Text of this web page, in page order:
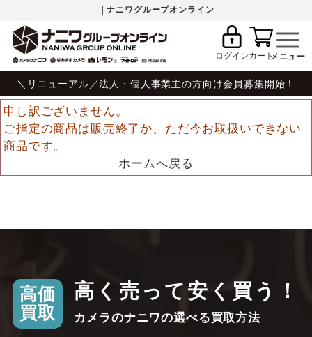
｜ナニワグループオンライン
ログインカート
＼リニューアル／法人・個人事業主の方向け会員募集開始！
申し訳ございません。
ご指定の商品は販売終了か、ただ今お取扱いできない
商品です。
ホームへ戻る
高価
買取
高く売って安く買う！
カメラのナニワの選べる買取方法